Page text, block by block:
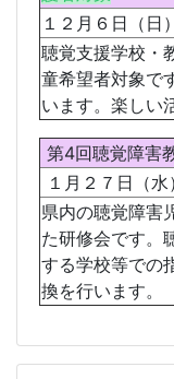
１２月６日（日）
聴覚支援学校・
童希望者対象で
います。楽しい
第4回聴覚障
１月２７日（
県内の聴覚障害
た研修会です。
する学校等での
換を行います。